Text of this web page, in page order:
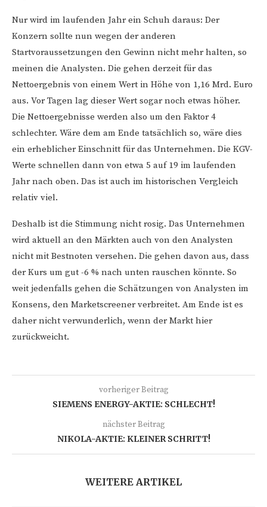
Nur wird im laufenden Jahr ein Schuh daraus: Der
Konzern sollte nun wegen der anderen
Startvoraussetzungen den Gewinn nicht mehr halten, so
meinen die Analysten. Die gehen derzeit für das
Nettoergebnis von einem Wert in Höhe von 1,16 Mrd. Euro
aus. Vor Tagen lag dieser Wert sogar noch etwas höher.
Die Nettoergebnisse werden also um den Faktor 4
schlechter. Wäre dem am Ende tatsächlich so, wäre dies
ein erheblicher Einschnitt für das Unternehmen. Die KGV-
Werte schnellen dann von etwa 5 auf 19 im laufenden
Jahr nach oben. Das ist auch im historischen Vergleich
relativ viel.
Deshalb ist die Stimmung nicht rosig. Das Unternehmen
wird aktuell an den Märkten auch von den Analysten
nicht mit Bestnoten versehen. Die gehen davon aus, dass
der Kurs um gut -6 % nach unten rauschen könnte. So
weit jedenfalls gehen die Schätzungen von Analysten im
Konsens, den Marketscreener verbreitet. Am Ende ist es
daher nicht verwunderlich, wenn der Markt hier
zurückweicht.
vorheriger Beitrag
SIEMENS ENERGY-AKTIE: SCHLECHT!
nächster Beitrag
NIKOLA-AKTIE: KLEINER SCHRITT!
WEITERE ARTIKEL